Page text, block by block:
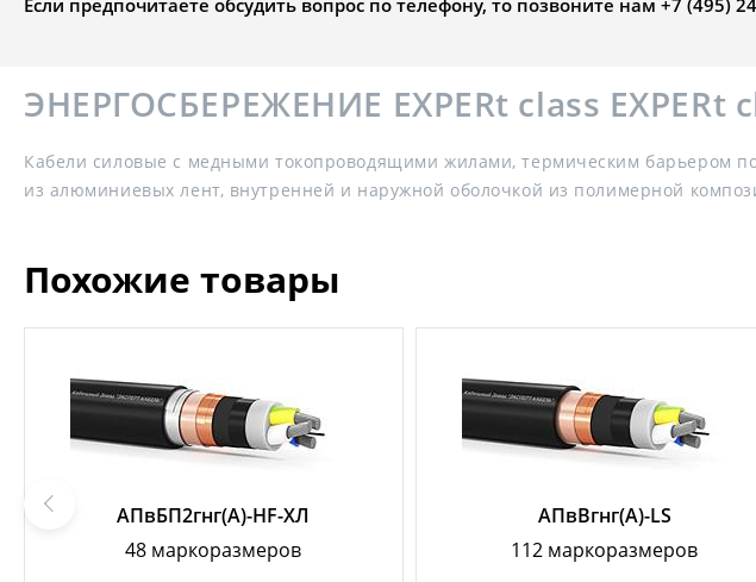
Если предпочитаете обсудить вопрос по телефону, то позвоните нам +7 (495)
ЭНЕРГОСБЕРЕЖЕНИЕ EXPERt class EXPERt
Кабели силовые с медными токопроводящими жилами, термическим барьером
из алюминиевых лент, внутренней и наружной оболочкой из полимерной
Похожие товары
АПвБП2гнг(А)-HF-ХЛ
48 маркоразмеров
АПвВгнг(А)-LS
112 маркоразмеров